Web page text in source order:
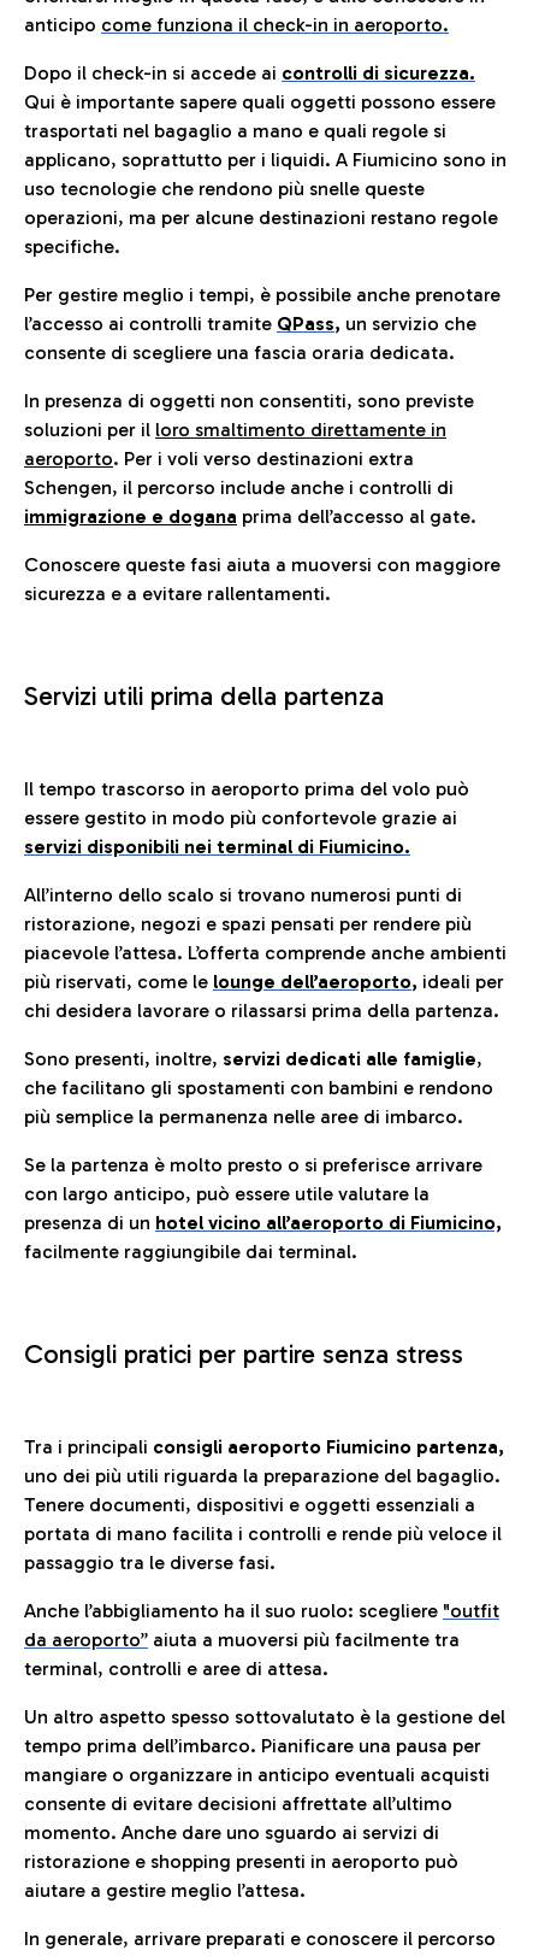
anticipo come funziona il check-in in aeroporto.
Dopo il check-in si accede ai controlli di sicurezza.
Qui è importante sapere quali oggetti possono essere
trasportati nel bagaglio a mano e quali regole si
applicano, soprattutto per i liquidi. A Fiumicino sono in
uso tecnologie che rendono più snelle queste
operazioni, ma per alcune destinazioni restano regole
specifiche.
Per gestire meglio i tempi, è possibile anche prenotare
l’accesso ai controlli tramite QPass, un servizio che
consente di scegliere una fascia oraria dedicata.
In presenza di oggetti non consentiti, sono previste
soluzioni per il loro smaltimento direttamente in
aeroporto. Per i voli verso destinazioni extra
Schengen, il percorso include anche i controlli di
immigrazione e dogana prima dell’accesso al gate.
Conoscere queste fasi aiuta a muoversi con maggiore
sicurezza e a evitare rallentamenti.
Servizi utili prima della partenza
Il tempo trascorso in aeroporto prima del volo può
essere gestito in modo più confortevole grazie ai
servizi disponibili nei terminal di Fiumicino.
All’interno dello scalo si trovano numerosi punti di
ristorazione, negozi e spazi pensati per rendere più
piacevole l’attesa. L’offerta comprende anche ambienti
più riservati, come le lounge dell’aeroporto, ideali per
chi desidera lavorare o rilassarsi prima della partenza.
Sono presenti, inoltre, servizi dedicati alle famiglie,
che facilitano gli spostamenti con bambini e rendono
più semplice la permanenza nelle aree di imbarco.
Se la partenza è molto presto o si preferisce arrivare
con largo anticipo, può essere utile valutare la
presenza di un hotel vicino all’aeroporto di Fiumicino,
facilmente raggiungibile dai terminal.
Consigli pratici per partire senza stress
Tra i principali consigli aeroporto Fiumicino partenza,
uno dei più utili riguarda la preparazione del bagaglio.
Tenere documenti, dispositivi e oggetti essenziali a
portata di mano facilita i controlli e rende più veloce il
passaggio tra le diverse fasi.
Anche l’abbigliamento ha il suo ruolo: scegliere "outfit
da aeroporto” aiuta a muoversi più facilmente tra
terminal, controlli e aree di attesa.
Un altro aspetto spesso sottovalutato è la gestione del
tempo prima dell’imbarco. Pianificare una pausa per
mangiare o organizzare in anticipo eventuali acquisti
consente di evitare decisioni affrettate all’ultimo
momento. Anche dare uno sguardo ai servizi di
ristorazione e shopping presenti in aeroporto può
aiutare a gestire meglio l’attesa.
In generale, arrivare preparati e conoscere il percorso